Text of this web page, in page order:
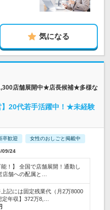
気になる
店舗展開中★店長候補★多様な
】20代若手活躍中！★未経験
卒歓迎 女性のおしごと掲載中
09/24
！】 全国で店舗展開！通勤し
店舗への配属と…
記には固定残業代（月2万8000
年収】372万8,…